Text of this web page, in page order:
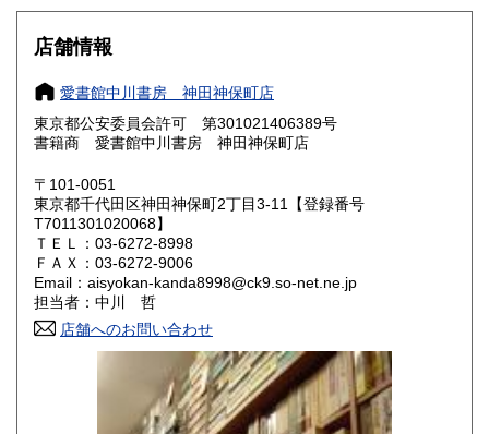
大阪府
奈良県 900円 和歌山県
鳥取県 1,100円 島根県
岡山県
山口県
香川県 1,100円
高知県 1,100円
1,400円 長崎県
1,400円 大分県
店舗情報
愛書館中川書房 神田神保町店
東京都公安委員会許可 第301021406389号
書籍商 愛書館中川書房 神田神保町店
〒101-0051
東京都千代田区神田神保町2丁目3-11【登録番号
T7011301020068】
ＴＥＬ：03-6272-8998
ＦＡＸ：03-6272-9006
Email：aisyokan-kanda8998@ck9.so-net.ne.jp
担当者：中川 哲
店舗へのお問い合わせ